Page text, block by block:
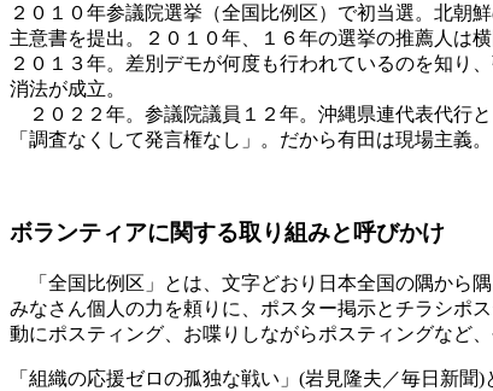
２０１０年参議院選挙（全国比例区）で初当選。北朝
主意書を提出。２０１０年、１６年の選挙の推薦人は
２０１３年。差別デモが何度も行われているのを知り
消法が成立。
２０２２年。参議院議員１２年。沖縄県連代表代行
「調査なくして発言権なし」。だから有田は現場主義。
ボランティアに関する取り組みと呼びかけ
「全国比例区」とは、文字どおり日本全国の隅から
みなさん個人の力を頼りに、ポスター掲示とチラシポ
動にポスティング、お喋りしながらポスティングなど
「組織の応援ゼロの孤独な戦い」(岩見隆夫／毎日新